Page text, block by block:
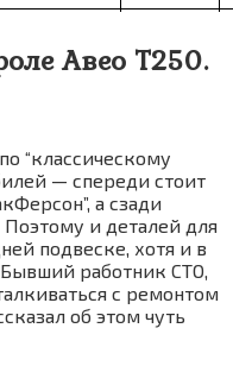
Авео Т250.
“классическому
— спереди стоит
а сзади
Поэтому и деталей для
подвеске, хотя и в
Бывший работник СТО,
с ремонтом
об этом чуть